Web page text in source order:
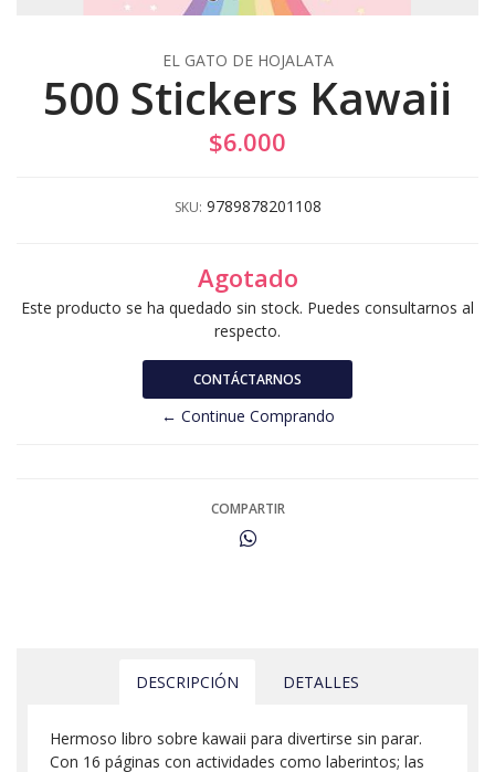
EL GATO DE HOJALATA
500 Stickers Kawaii
$6.000
SKU: 9789878201108
Agotado
Este producto se ha quedado sin stock. Puedes consultarnos al
respecto.
CONTÁCTARNOS
← Continue Comprando
COMPARTIR
DESCRIPCIÓN DETALLES
Hermoso libro sobre kawaii para divertirse sin parar.
Con 16 páginas con actividades como laberintos; las